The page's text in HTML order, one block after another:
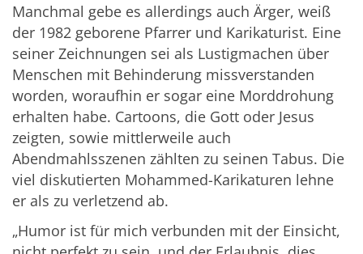
Manchmal gebe es allerdings auch Ärger, weiß
der 1982 geborene Pfarrer und Karikaturist. Eine
seiner Zeichnungen sei als Lustigmachen über
Menschen mit Behinderung missverstanden
worden, woraufhin er sogar eine Morddrohung
erhalten habe. Cartoons, die Gott oder Jesus
zeigten, sowie mittlerweile auch
Abendmahlsszenen zählten zu seinen Tabus. Die
viel diskutierten Mohammed-Karikaturen lehne
er als zu verletzend ab.
„Humor ist für mich verbunden mit der Einsicht,